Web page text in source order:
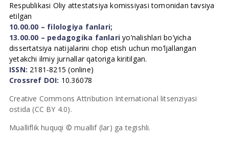
Respublikasi Oliy attestatsiya komissiyasi tomonidan tavsiya
etilgan
10.00.00 – filologiya fanlari;
13.00.00 – pedagogika fanlari yo’nalishlari bo’yicha
dissertatsiya natijalarini chop etish uchun mo’ljallangan
yetakchi ilmiy jurnallar qatoriga kiritilgan.
ISSN: 2181-8215 (online)
Crossref DOI: 10.36078
Creative Commons Attribution International litsenziyasi
ostida (CC BY 4.0).
Mualliflik huquqi © muallif (lar) ga tegishli.